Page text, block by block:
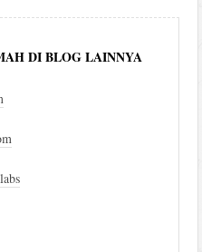
DI BLOG LAINNYA